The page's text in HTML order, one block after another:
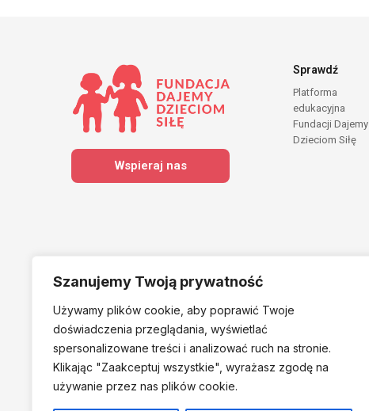
Szanujemy Twoją prywatność
Używamy plików cookie, aby poprawić Twoje
doświadczenia przeglądania, wyświetlać
spersonalizowane treści i analizować ruch na stronie.
Klikając "Zaakceptuj wszystkie", wyrażasz zgodę na
używanie przez nas plików cookie.
Wspieraj nas
Sprawdź
Platforma
edukacyjna
Fundacji Dajemy
Dzieciom Siłę
Należymy do